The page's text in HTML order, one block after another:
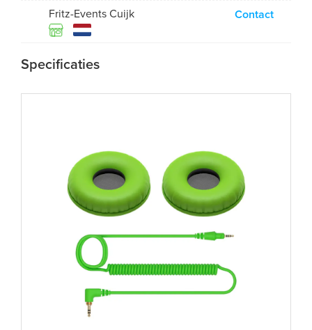
Fritz-Events Cuijk Contact
Specificaties